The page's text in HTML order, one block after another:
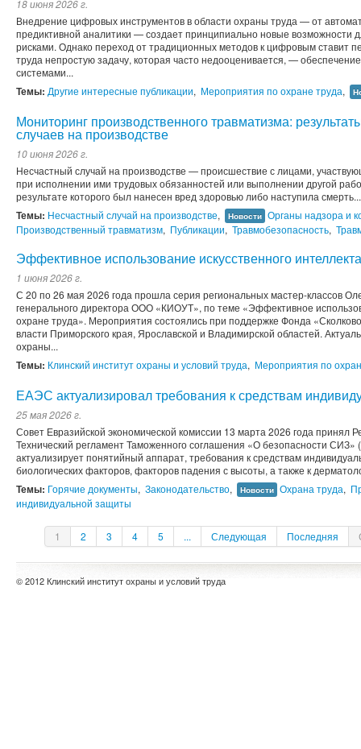
18 июня 2026 г.
Внедрение цифровых инструментов в области охраны труда — от
предиктивной аналитики — создает принципиально новые возможности
рисками. Однако переход от традиционных методов к цифровым ставит
труда непростую задачу, которая часто недооценивается, —
системами...
Темы: Другие интересные публикации, Мероприятия по охране труда,
Мониторинг производственного травматизма:
случаев на производстве
10 июня 2026 г.
Несчастный случай на производстве — происшествие с лицами,
при исполнении ими трудовых обязанностей или выполнении другой
результате которого был нанесен вред здоровью либо наступила смерть...
Темы: Несчастный случай на производстве, Новости Органы надзора и
Производственный травматизм, Публикации, Травмобезопасность,
Эффективное использование искусственного
1 июня 2026 г.
С 20 по 26 мая 2026 года прошла серия региональных мастер-классов
генерального директора ООО «КИОУТ», по теме «Эффективное
охране труда». Мероприятия состоялись при поддержке Фонда
власти Приморского края, Ярославской и Владимирской областей.
охраны...
Темы: Клинский институт охраны и условий труда, Мероприятия по
ЕАЭС актуализировал требования к средствам
25 мая 2026 г.
Совет Евразийской экономической комиссии 13 марта 2026 года
Технический регламент Таможенного соглашения «О безопасности
актуализирует понятийный аппарат, требования к средствам
биологических факторов, факторов падения с высоты, а также к
Темы: Горячие документы, Законодательство, Новости Охрана труда,
индивидуальной защиты
1 2 3 4 5 ... Следующая Последняя
© 2012 Клинский институт охраны и условий труда